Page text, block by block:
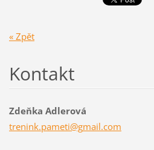
« Zpět
Kontakt
Zdeňka Adlerová
trenink.pameti@gmail.com